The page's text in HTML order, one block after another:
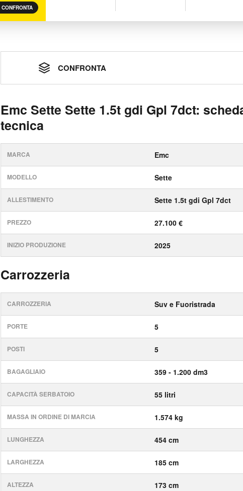
CONFRONTA
CONFRONTA
Emc Sette Sette 1.5t gdi Gpl 7dct:
tecnica
MARCA Emc
MODELLO Sette
ALLESTIMENTO Sette 1.5t gdi Gpl 7dct
PREZZO 27.100 €
INIZIO PRODUZIONE 2025
Carrozzeria
CARROZZERIA Suv e Fuoristrada
PORTE 5
POSTI 5
BAGAGLIAIO 359 - 1.200 dm3
CAPACITÀ SERBATOIO 55 litri
MASSA IN ORDINE DI MARCIA 1.574 kg
LUNGHEZZA 454 cm
LARGHEZZA 185 cm
ALTEZZA 173 cm